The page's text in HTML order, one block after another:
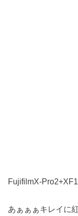
FujifilmX-
あぁぁぁキレイに